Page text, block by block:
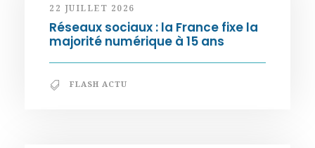
22 JUILLET 2026
Réseaux sociaux : la France fixe la
majorité numérique à 15 ans
FLASH ACTU